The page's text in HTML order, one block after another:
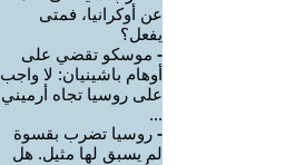
عن أوكرانيا، فمتى
يفعل؟
- موسكو تقضي على
أوهام باشينيان: لا واجب
على روسيا تجاه أرميني
...
- روسيا تضرب بقسوة
لم يسبق لها مثيل. هل